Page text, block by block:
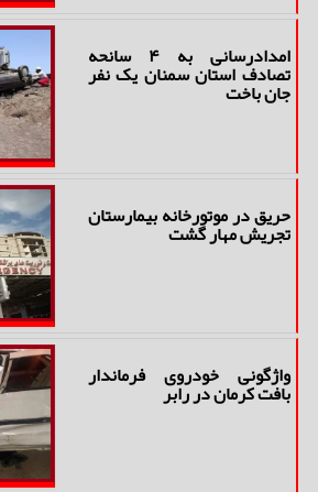
امدادرسانی به ۴ سانحه
تصادف استان سمنان یک نفر
جان باخت
حریق در موتورخانه بیمارستان
تجریش مهار گشت
واژگونی خودروی فرماندار
بافت کرمان در رابر